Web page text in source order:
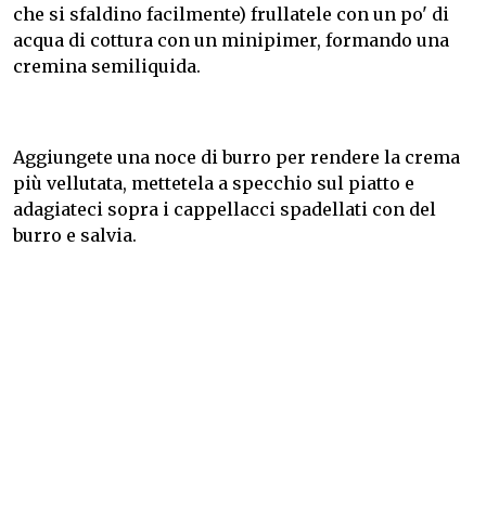
che si sfaldino facilmente) frullatele con un po' di
acqua di cottura con un minipimer, formando una
cremina semiliquida.
Aggiungete una noce di burro per rendere la crema
più vellutata, mettetela a specchio sul piatto e
adagiateci sopra i cappellacci spadellati con del
burro e salvia.